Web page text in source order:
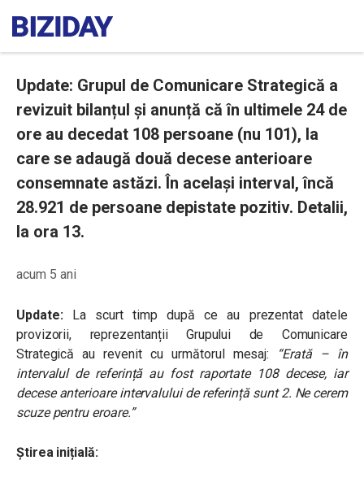
Update: Grupul de Comunicare Strategică a
revizuit bilanțul și anunță că în ultimele 24 de
ore au decedat 108 persoane (nu 101), la
care se adaugă două decese anterioare
consemnate astăzi. În același interval, încă
28.921 de persoane depistate pozitiv. Detalii,
la ora 13.
acum 5 ani
Update:La scurt timp după ce au prezentat datele
provizorii, reprezentanții Grupului de Comunicare
Strategică au revenit cu următorul mesaj:
“Erată – în
intervalul de referință au fost raportate 108 decese, iar
decese anterioare intervalului de referință sunt 2. Ne cerem
scuze pentru eroare.”
Știrea inițială: